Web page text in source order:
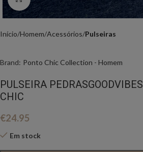
Início Homem Acessórios Pulseiras
Brand: Ponto Chic Collection - Homem
PULSEIRA
CHIC
€24.95
Em stock